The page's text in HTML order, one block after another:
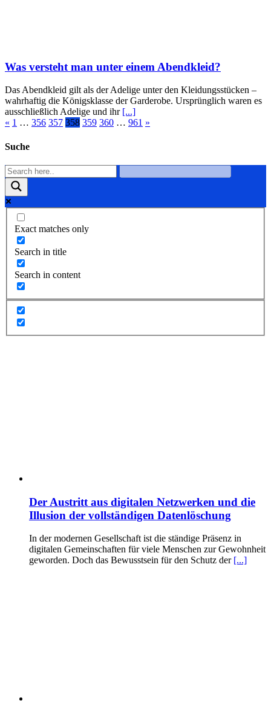
Was versteht man unter einem Abendkleid?
Das Abendkleid gilt als der Adelige unter den Kleidungsstücken –
wahrhaftig die Königsklasse der Garderobe. Ursprünglich waren es
ausschließlich Adelige und ihr [...]
« 1 … 356 357 358 359 360 … 961 »
Suche
Exact matches only
Search in title
Search in content
Der Austritt aus digitalen Netzwerken und die
Illusion der vollständigen Datenlöschung
In der modernen Gesellschaft ist die ständige Präsenz in
digitalen Gemeinschaften für viele Menschen zur Gewohnheit
geworden. Doch das Bewusstsein für den Schutz der [...]